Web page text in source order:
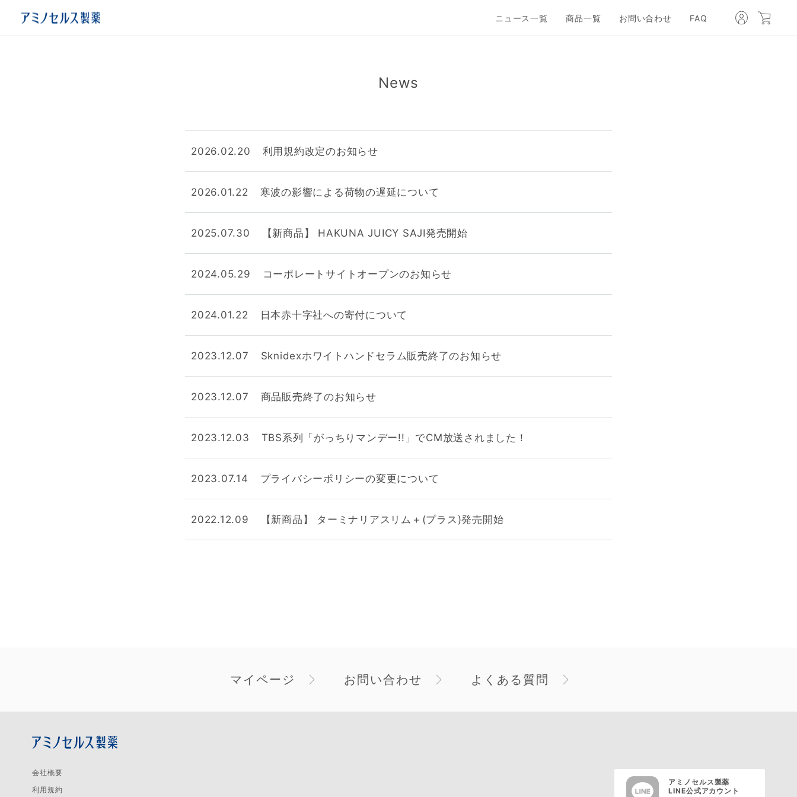
ニュース一覧 商品一覧 お問い合わせ FAQ
News
2026.02.20 利用規約改定のお知らせ
2026.01.22 寒波の影響による荷物の遅延について
2025.07.30 【新商品】 HAKUNA JUICY SAJI発売開始
2024.05.29 コーポレートサイトオープンのお知らせ
2024.01.22 日本赤十字社への寄付について
2023.12.07 Sknidexホワイトハンドセラム販売終了のお知らせ
2023.12.07 商品販売終了のお知らせ
2023.12.03 TBS系列「がっちりマンデー!!」でCM放送されました！
2023.07.14 プライバシーポリシーの変更について
2022.12.09 【新商品】 ターミナリアスリム＋(プラス)発売開始
マイページ お問い合わせ よくある質問
会社概要
利用規約
アミノセルス製薬
LINE公式アカウント